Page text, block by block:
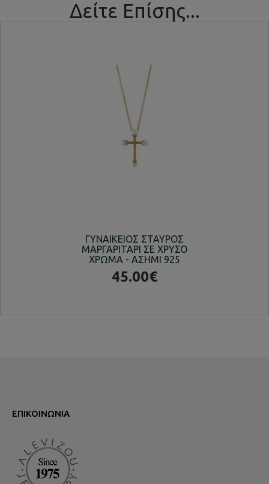
Δείτε Επίσης...
ΓΥΝΑΙΚΕΙΟΣ ΣΤΑΥΡΟΣ
ΜΑΡΓΑΡΙΤΑΡΙ ΣΕ ΧΡΥΣΟ
ΧΡΩΜΑ - ΑΣΗΜΙ 925
45.00€
ΕΠΙΚΟΙΝΩΝΊΑ